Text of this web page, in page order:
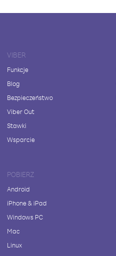
VIBER
Funkcje
Blog
Bezpieczeństwo
Viber Out
Stawki
Wsparcie
POBIERZ
Android
iPhone & iPad
Windows PC
Mac
Linux